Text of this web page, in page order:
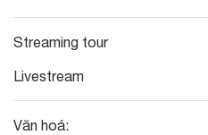
Streaming tour
Livestream
Văn hoá: